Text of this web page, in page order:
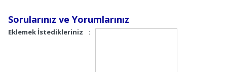
Sorularınız ve Yorumlarınız
Eklemek İstedikleriniz :